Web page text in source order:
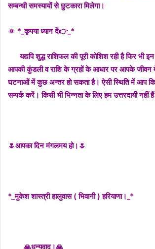
सम्बन्धी समस्यायों से छुटकारा मिलेगा।
🔅 *_कृपया ध्यान दें👉_*
यद्यपि शुद्ध राशिफल की पूरी कोशिश रही है फिर भी
आपकी कुंडली व राशि के ग्रहों के आधार पर आपके जीवन में
घटनाओं में कुछ अन्तर हो सकता है। ऐसी स्थिति में आप
सम्पर्क करें। किसी भी भिन्नता के लिए हम उत्तरदायी नहीं
🌷आपका दिन मंगलमय हो।🌷
*_मुकेश शास्त्री हालुवास ( भिवानी ) हरियाणा।_*
🙏धन्यवाद।🙏